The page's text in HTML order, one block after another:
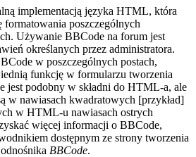
implementacją języka HTML, która
formatowania poszczególnych
Używanie BBCode na forum jest
określanych przez administratora.
w poszczególnych postach,
funkcję w formularzu tworzenia
jest podobny w składni do HTML-a, ale
w nawiasach kwadratowych [przykład]
w HTML-u nawiasach ostrych
więcej informacji o BBCode,
dostępnym ze strony tworzenia
BBCode.